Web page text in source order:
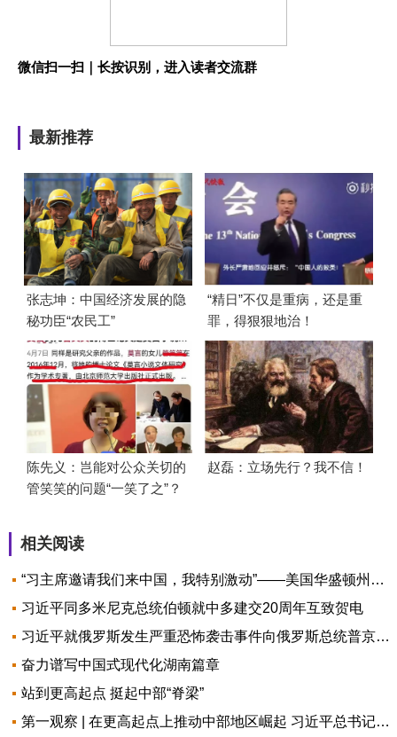
微信扫一扫｜长按识别，进入读者交流群
最新推荐
张志坤：中国经济发展的隐
秘功臣“农民工”
“精日”不仅是重病，还是重
罪，得狠狠地治！
陈先义：岂能对公众关切的
管笑笑的问题“一笑了之”？
赵磊：立场先行？我不信！
相关阅读
“习主席邀请我们来中国，我特别激动”——美国华盛顿州中学生代表团访华速写
习近平同多米尼克总统伯顿就中多建交20周年互致贺电
习近平就俄罗斯发生严重恐怖袭击事件向俄罗斯总统普京致慰问电
奋力谱写中国式现代化湖南篇章
站到更高起点 挺起中部“脊梁”
第一观察 | 在更高起点上推动中部地区崛起 习近平总书记作出新部署